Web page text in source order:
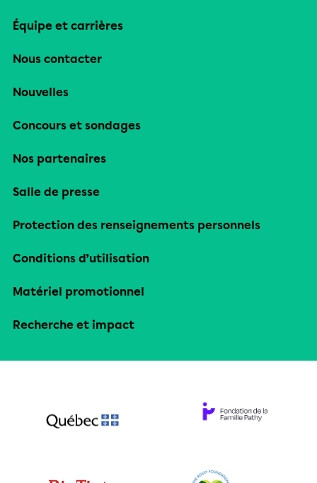
Équipe et carrières
Nous contacter
Nouvelles
Concours et sondages
Nos partenaires
Salle de presse
Protection des renseignements personnels
Conditions d’utilisation
Matériel promotionnel
Recherche et impact